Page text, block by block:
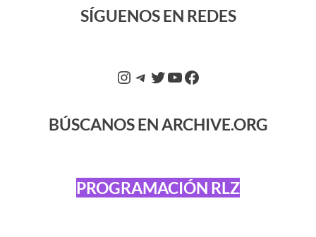
SÍGUENOS EN REDES
BÚSCANOS EN ARCHIVE.ORG
PROGRAMACIÓN RLZ